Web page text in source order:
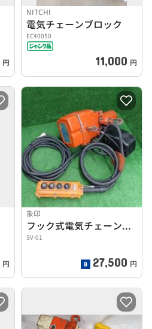
円
NITCHI
電気チェーンブロック
EC40050
11,000 円
円
象印
フック式電気チェーンブロック
SV-01
27,500 円